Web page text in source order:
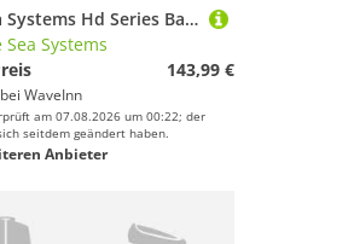
Blue Sea Systems Hd Series Battery Switch With Alternator Field Disconnect Schwarz
Sea Systems
143,99 €
WaveInn
am 07.08.2026 um 00:22; der
seitdem geändert haben.
Anbieter